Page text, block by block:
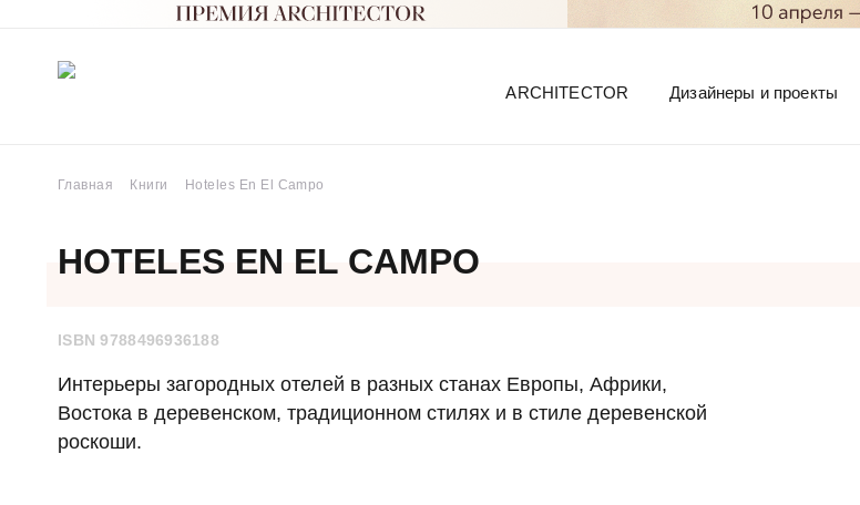
ARCHITECTOR Дизайнеры и проекты
Главная Книги Hoteles En El Campo
HOTELES EN EL CAMPO
ISBN 9788496936188
Интерьеры загородных отелей в разных станах Европы, Африки,
Востока в деревенском, традиционном стилях и в стиле деревенской
роскоши.